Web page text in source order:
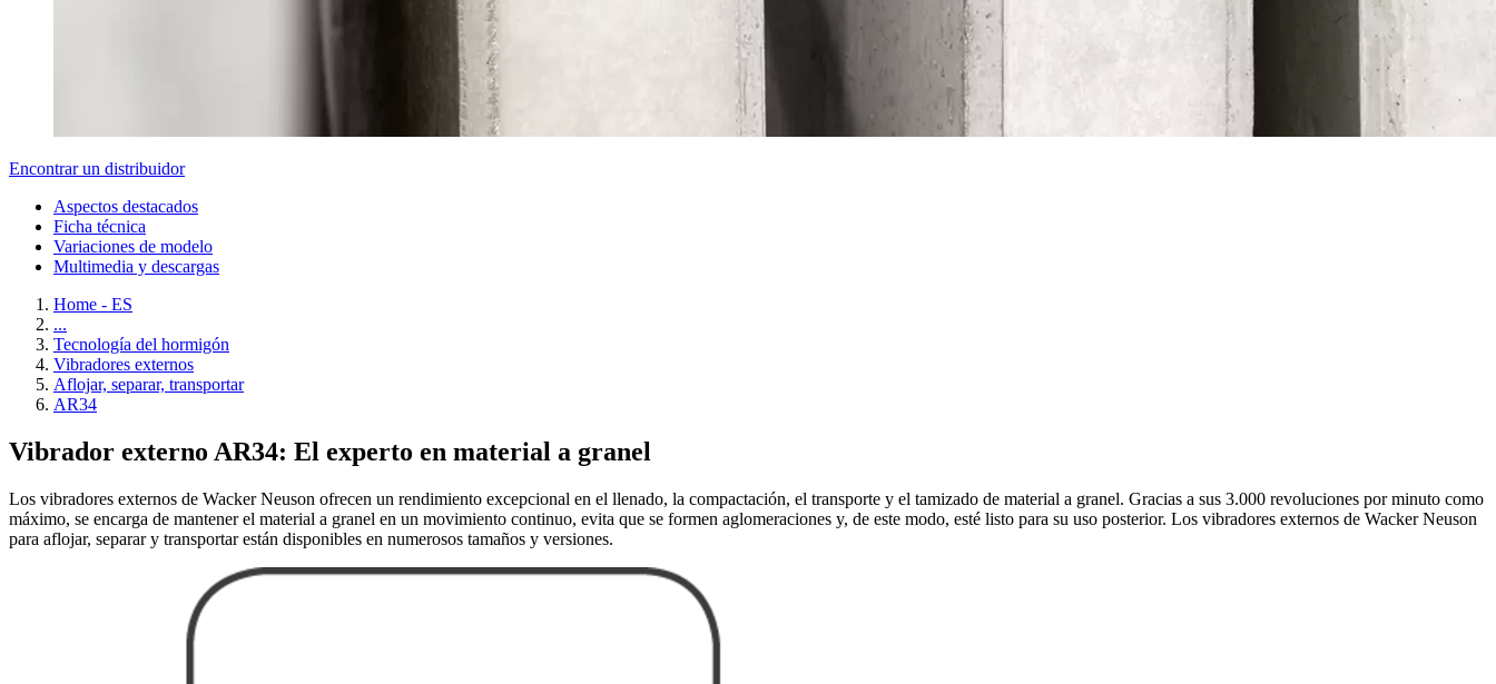
Encontrar un distribuidor
Aspectos destacados
Ficha técnica
Variaciones de modelo
Multimedia y descargas
Home - ES
...
Tecnología del hormigón
Vibradores externos
Aflojar, separar, transportar
AR34
Vibrador externo AR34: El experto en material a granel
Los vibradores externos de Wacker Neuson ofrecen un rendimiento excepcional en el llenado, la compactación, el transporte y el tamizado de material a granel. Gracias a sus 3.000 revoluciones por minuto como
máximo, se encarga de mantener el material a granel en un movimiento continuo, evita que se formen aglomeraciones y, de este modo, esté listo para su uso posterior. Los vibradores externos de Wacker Neuson
para aflojar, separar y transportar están disponibles en numerosos tamaños y versiones.